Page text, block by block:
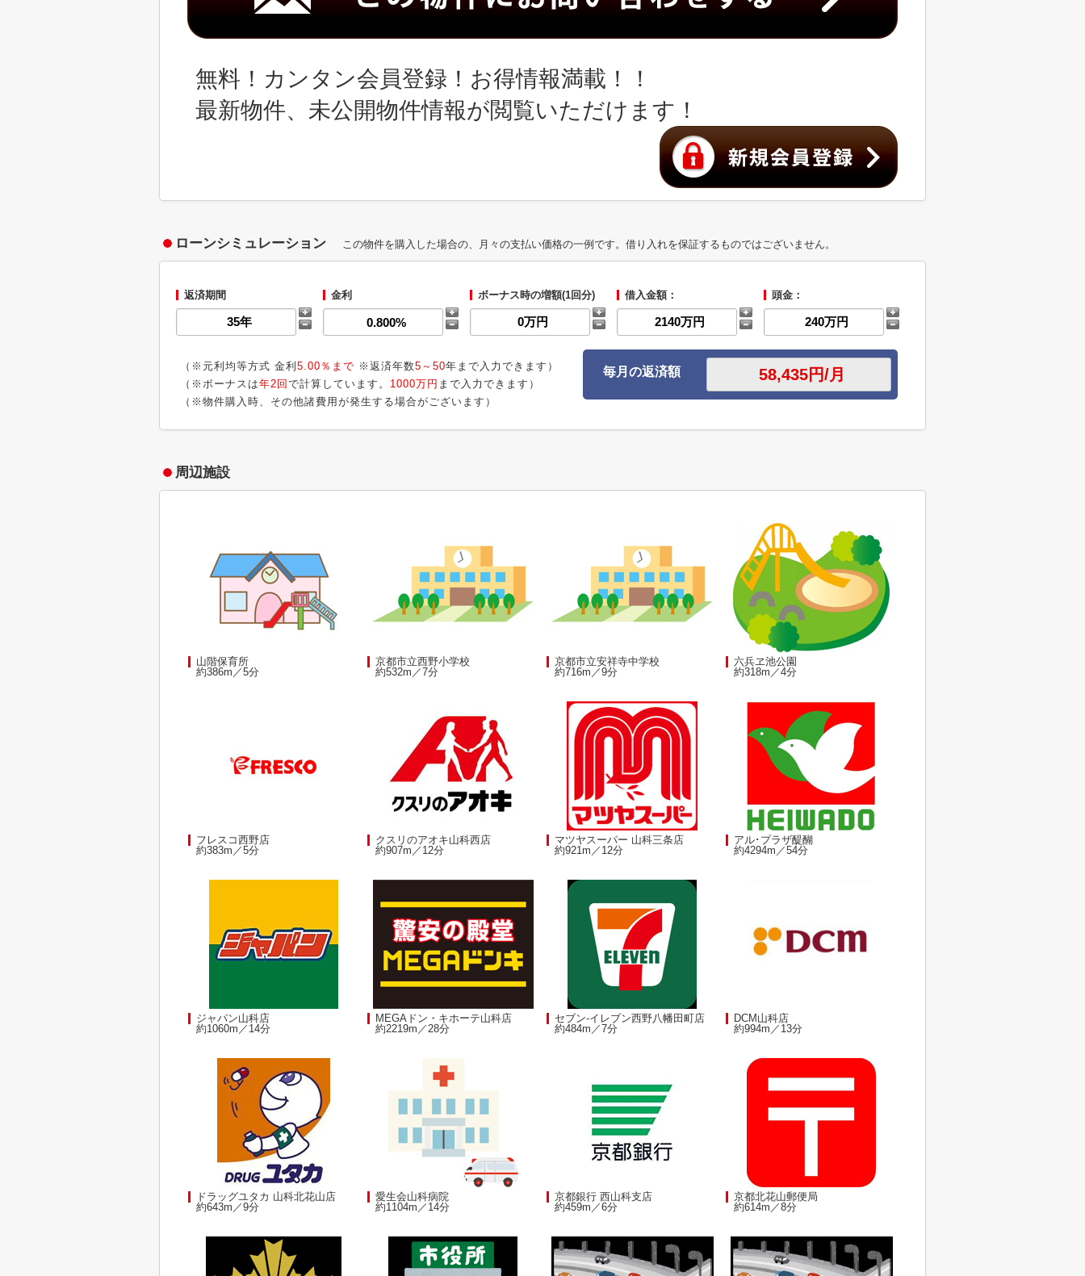
無料！カンタン会員登録！お得情報満載！！
最新物件、未公開物件情報が閲覧いただけます！
ローンシミュレーション この物件を購入した場合の、月々の支払い価格の一例です。借り入れを保証するものではございません。
返済期間 金利 ボーナス時の増額(1回分) 借入金額： 頭金：
（※元利均等方式 金利 5.00％まで ※返済年数5～50年まで入力できます）
（※ボーナスは年2回 で計算しています。 1000万円 まで入力できます）
（※物件購入時、その他諸費用が発生する場合がございます）
毎月の返済額
周辺施設
山階保育所
約386m／5分
京都市立西野小学校
約532m／7分
京都市立安祥寺中学校
約716m／9分
六兵ヱ池公園
約318m／4分
フレスコ西野店
約383m／5分
クスリのアオキ山科西店
約907m／12分
マツヤスーパー 山科三条店
約921m／12分
アル･プラザ醍醐
約4294m／54分
ジャパン山科店
約1060m／14分
MEGAドン・キホーテ山科店
約2219m／28分
セブン-イレブン西野八幡田町店
約484m／7分
DCM山科店
約994m／13分
ドラッグユタカ 山科北花山店
約643m／9分
愛生会山科病院
約1104m／14分
京都銀行 西山科支店
約459m／6分
京都北花山郵便局
約614m／8分